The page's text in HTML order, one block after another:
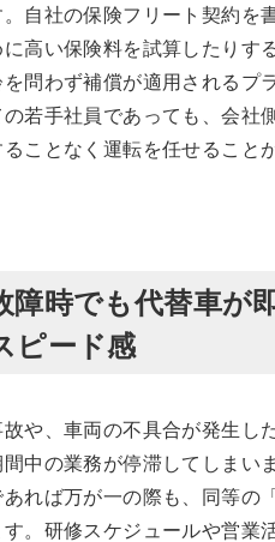
自社の保険フリート契約を
高い保険料を試算したりす
問わず補償が適用されるプ
若手社員であっても、会社
ことなく運転を任せること
障時でも代替車が
ピード感
や、車両の不具合が発生し
中の業務が停滞してしまい
れば万が一の際も、同等の
。研修スケジュールや営業